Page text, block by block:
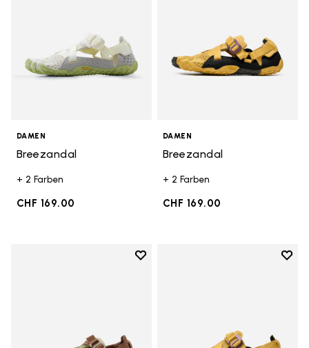
DAMEN
Breezandal
+ 2 Farben
CHF 169.00
DAMEN
Breezandal
+ 2 Farben
CHF 169.00
Add to wishlist
Add